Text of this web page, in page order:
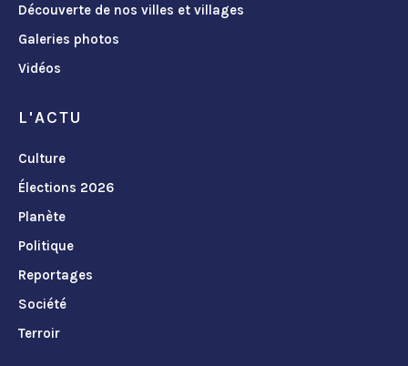
Découverte de nos villes et villages
Galeries photos
Vidéos
L'ACTU
Culture
Élections 2026
Planète
Politique
Reportages
Société
Terroir